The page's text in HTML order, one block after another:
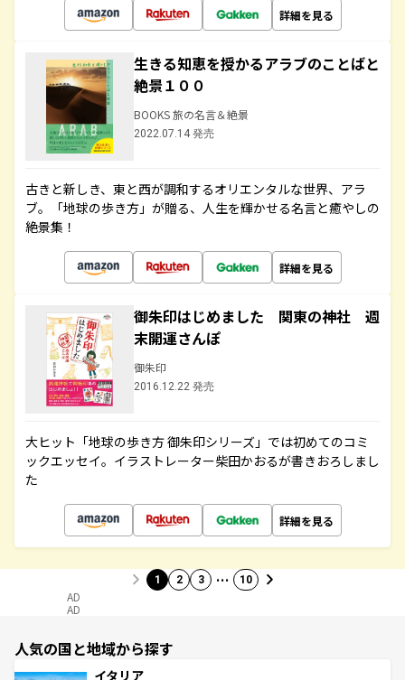
詳細を見る
生きる知恵を授かるアラブのことばと
絶景１００
BOOKS 旅の名言＆絶景
2022.07.14 発売
古きと新しき、東と西が調和するオリエンタルな世界、アラ
ブ。「地球の歩き方」が贈る、人生を輝かせる名言と癒やしの
絶景集！
詳細を見る
御朱印はじめました 関東の神社 週
末開運さんぽ
御朱印
2016.12.22 発売
大ヒット「地球の歩き方 御朱印シリーズ」では初めてのコミ
ックエッセイ。イラストレーター柴田かおるが書きおろしまし
た
詳細を見る
1 2 3 … 10
AD
AD
人気の国と地域から探す
イタリア